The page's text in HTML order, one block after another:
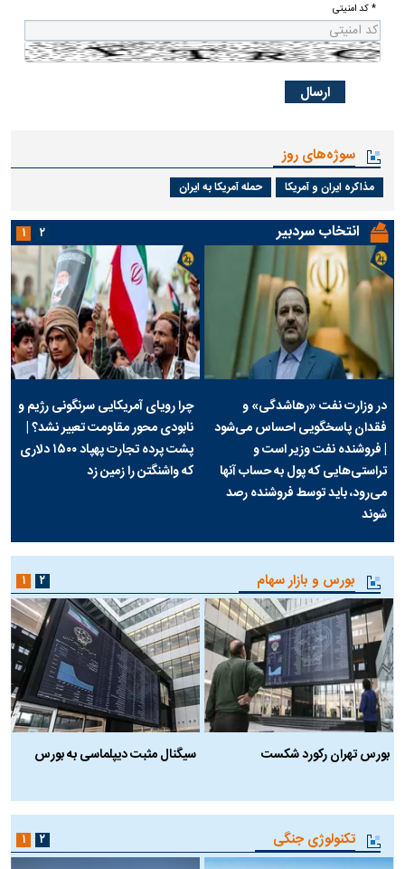
* کد امنیتی
سوژه‌های روز
مذاکره ایران و آمریکا حمله آمریکا به ایران
انتخاب سردبیر
در وزارت نفت «رهاشدگی» و
فقدان پاسخگویی احساس می‌شود
| فروشنده نفت وزیر است و
تراستی‌هایی که پول به حساب آنها
می‌رود، باید توسط فروشنده رصد
شوند
چرا رویای آمریکایی سرنگونی رژیم و
نابودی محور مقاومت تعبیر نشد؟ |
پشت پرده تجارت پهپاد‌ ۱۵۰۰ دلاری
که واشنگتن را زمین زد
۱ ۲
بورس و بازار سهام
بورس تهران رکورد شکست
سیگنال مثبت دیپلماسی به بورس
۱ ۲
تکنولوژی جنگی ۱ ۲